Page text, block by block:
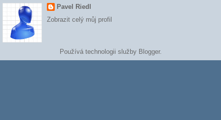
Pavel Riedl
Zobrazit celý můj profil
Používá technologii služby Blogger.